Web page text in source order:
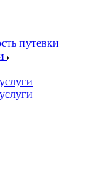
путевки